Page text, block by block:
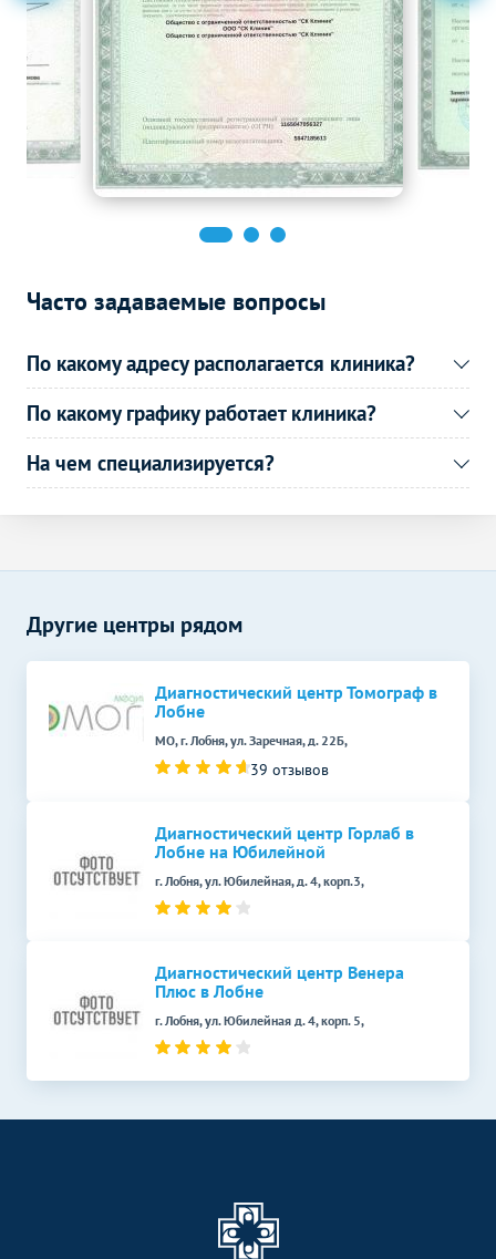
УЗИ в гинекологии Без контраста С контрастом
УЗИ малого таза у женщин
(трансабдоминально)
Эндоскопические методы
исследования Без контраста С контрастом
Кольпоскопия 1100 р. -
Часто задаваемые вопросы
По какому адресу располагается клиника?
По какому графику работает клиника?
На чем специализируется?
Другие центры рядом
Диагностический центр Томограф в
Лобне
МО, г. Лобня, ул. Заречная, д. 22Б,
39 отзывов
Диагностический центр Горлаб в
Лобне на Юбилейной
г. Лобня, ул. Юбилейная, д. 4, корп.3,
Диагностический центр Венера
Плюс в Лобне
г. Лобня, ул. Юбилейная д. 4, корп. 5,